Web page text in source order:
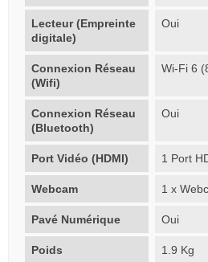
Lecteur (Empreinte
digitale)
Oui
Connexion Réseau
(Wifi)
Wi-Fi 6
Connexion Réseau
(Bluetooth)
Oui
Port Vidéo (HDMI) 1 Port
Webcam 1 x
Pavé Numérique Oui
Poids 1.9 Kg